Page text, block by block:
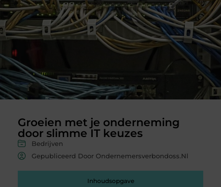
Groeien met je onderneming
door slimme IT keuzes
Bedrijven
Gepubliceerd Door Ondernemersverbondoss.nl
Inhoudsopgave